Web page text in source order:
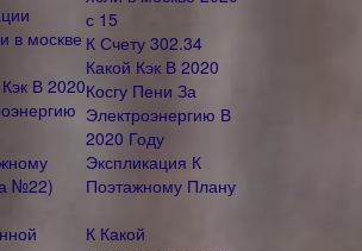
с 15
К Счету 302.34
Какой Кэк В 2020
Косгу Пени За
Электроэнергию В
2020 Году
Экспликация К
Поэтажному Плану
К Какой